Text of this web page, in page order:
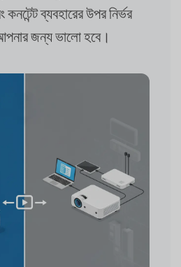
ব্যবহারের উপর নির্ভর
জন্য ভালো হবে।